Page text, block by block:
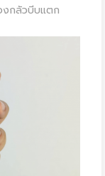
งกลัวบีบแตก